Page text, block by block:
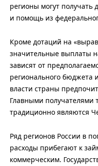
регионы могут получать
и помощь из
Кроме дотаций на
значительные выплаты
зависят от
регионального бюджета
власти страны
Главными получателями
традиционно являются
Ряд регионов России в
расходы прибегают к
коммерческим.